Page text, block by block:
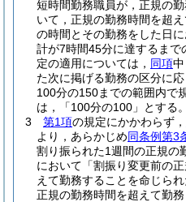
短時間勤務職員が，正規の
いて，正規の勤務時間を超
の時間とその勤務をした日
計が7時間45分に達するまで
定の適用については， 同項
た次に掲げる勤務の区分に
100分の150までの範囲内で
は，「100分の100」とする。
3
第1項の規定にかかわらず，
より，あらかじめ同条例第3
割り振られた1週間の正規の
において「割振り変更前の
えて勤務することを命じら
正規の勤務時間を超えて勤